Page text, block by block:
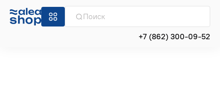
+7 (862) 300-09-52